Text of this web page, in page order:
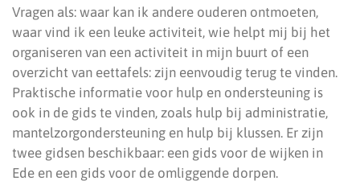
Vragen als: waar kan ik andere ouderen ontmoeten,
waar vind ik een leuke activiteit, wie helpt mij bij het
organiseren van een activiteit in mijn buurt of een
overzicht van eettafels: zijn eenvoudig terug te vinden.
Praktische informatie voor hulp en ondersteuning is
ook in de gids te vinden, zoals hulp bij administratie,
mantelzorgondersteuning en hulp bij klussen. Er zijn
twee gidsen beschikbaar: een gids voor de wijken in
Ede en een gids voor de omliggende dorpen.